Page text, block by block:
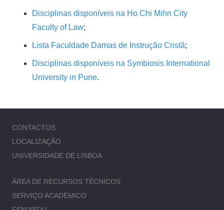
Disciplinas disponíveis na Ho Chi Mihn City
Faculty of Law;
Lista Faculdade Damas de Instrução Cristã;
Disciplinas disponíveis na Symbiosis International
University in Pune.
CONTACTOS
LOCALIZAÇÃO
UNIVERSIDADE DE LISBOA
ÁREA DE RECURSOS TÉCNICOS
SERVIÇO ACADÉMICO